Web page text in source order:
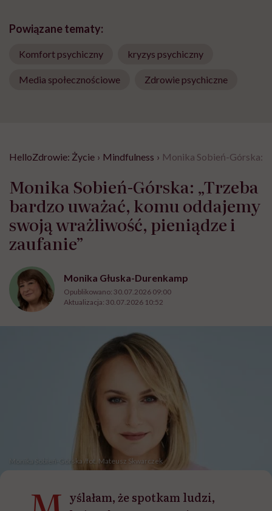
Powiązane tematy:
Komfort psychiczny kryzys psychiczny
Media społecznościowe Zdrowie psychiczne
HelloZdrowie: Życie › Mindfulness › Monika Sobień-Górska:
Monika Sobień-Górska: „Trzeba
bardzo uważać, komu oddajemy
swoją wrażliwość, pieniądze i
zaufanie”
Monika Głuska-Durenkamp
Opublikowano: 30.07.2026 09:00
Aktualizacja: 30.07.2026 10:52
Monika Sobień-Górska /fot. Mateusz Skwarczek
yślałam, że spotkam ludzi,